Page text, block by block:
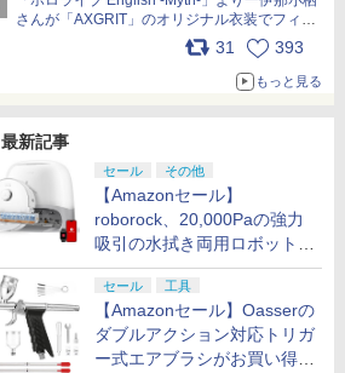
さんが「AXGRIT」のオリジナル衣装でフィギ
ュア化 pic.x.com/YMGhdIAzNa
31 393
もっと見る
最新記事
セール その他
【Amazonセール】
roborock、20,000Paの強力
吸引の水拭き両用ロボット掃
除機「Qrevo Curv 2 Flow」
がお買い得！
セール 工具
【Amazonセール】Oasserの
ダブルアクション対応トリガ
ー式エアブラシがお買い得価